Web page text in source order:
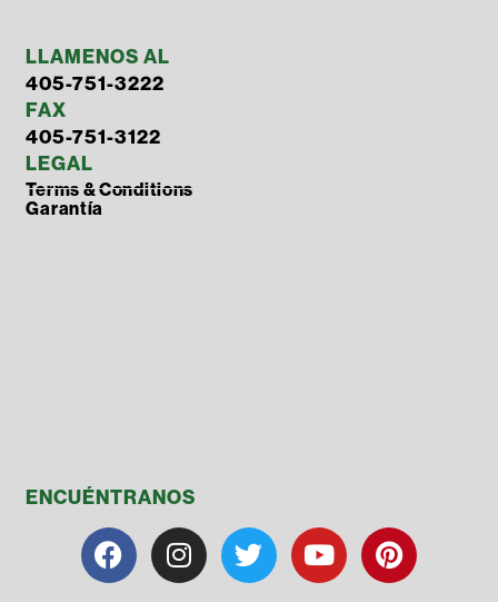
LLAMENOS AL
405-751-3222
FAX
405-751-3122
LEGAL
Terms & Conditions
Garantía
ENCUÉNTRANOS